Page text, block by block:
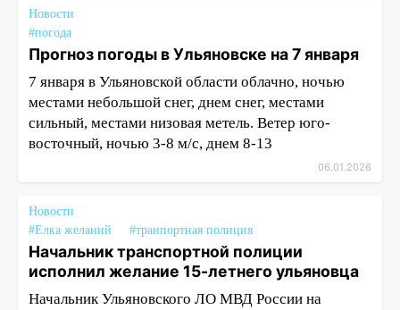
Новости
#погода
Прогноз погоды в Ульяновске на 7 января
7 января в Ульяновской области облачно, ночью
местами небольшой снег, днем снег, местами
сильный, местами низовая метель. Ветер юго-
восточный, ночью 3-8 м/с, днем 8-13
06.01.2026
Новости
#Елка желаний
#транпортная полиция
Начальник транспортной полиции
исполнил желание 15-летнего ульяновца
Начальник Ульяновского ЛО МВД России на